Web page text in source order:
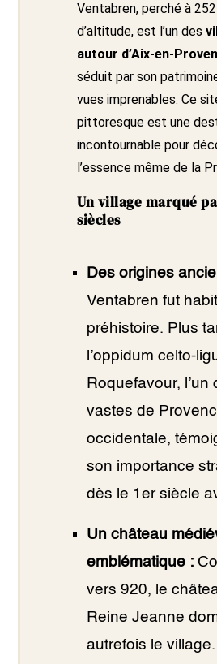
Ventabren, perché à
d’altitude, est l’un des
autour d’Aix-en-
séduit par son
vues imprenables. Ce
pittoresque est une
incontournable pour
l’essence même de la
Un village marqué
siècles
Des origines
Ventabren fut
préhistoire. Plus
l’oppidum celto-
Roquefavour, l’un
vastes de
occidentale,
son importance
dès le 1er siècle
Un château
emblématique :
vers 920, le
Reine Jeanne
autrefois le